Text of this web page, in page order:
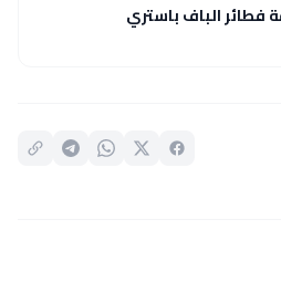
الباف باستري